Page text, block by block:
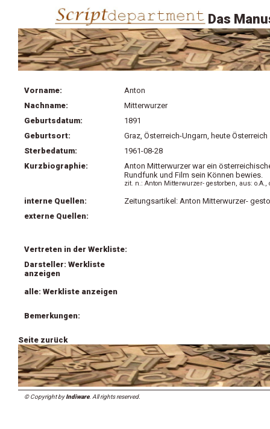
Das
Vorname:
Anton
Nachname:
Mitterwurzer
Geburtsdatum:
1891
Geburtsort:
Graz, Österreich-Ungarn, heute Österreich
Sterbedatum:
1961-08-28
Kurzbiographie:
Anton Mitterwurzer war ein
Rundfunk und Film sein Können bewies.
zit. n.: Anton Mitterwurzer- gestorben, aus: o.A.,
interne Quellen:
Zeitungsartikel: Anton Mitterwurzer-
externe Quellen:
Vertreten in der Werkliste:
Darsteller: Werkliste
anzeigen
alle: Werkliste anzeigen
Bemerkungen:
Seite zurück
© Copyright byIndiware. All rights reserved.